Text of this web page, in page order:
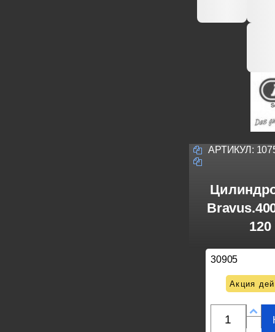
АРТИКУЛ:
30905
Акция